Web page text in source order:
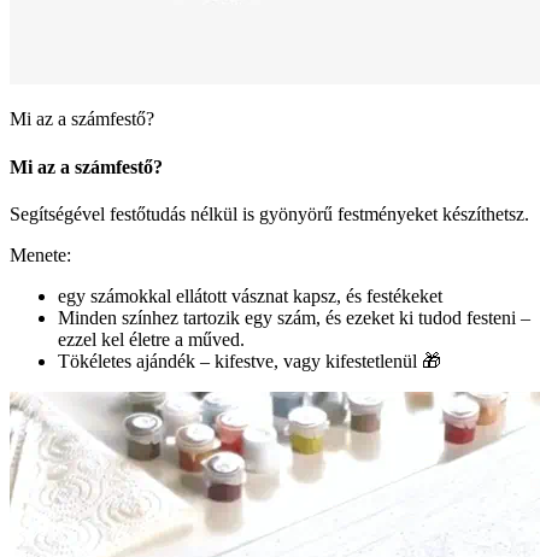
Mi az a számfestő?
Mi az a számfestő?
Segítségével festőtudás nélkül is gyönyörű festményeket készíthetsz.
Menete:
egy számokkal ellátott vásznat kapsz, és festékeket
Minden színhez tartozik egy szám, és ezeket ki tudod festeni –
ezzel kel életre a műved.
Tökéletes ajándék – kifestve, vagy kifestetlenül 🎁